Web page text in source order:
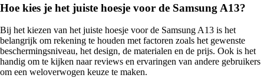
Hoe kies je het juiste hoesje voor de Samsung A13?
Bij het kiezen van het juiste hoesje voor de Samsung A13 is het
belangrijk om rekening te houden met factoren zoals het gewenste
beschermingsniveau, het design, de materialen en de prijs. Ook is het
handig om te kijken naar reviews en ervaringen van andere gebruikers
om een weloverwogen keuze te maken.